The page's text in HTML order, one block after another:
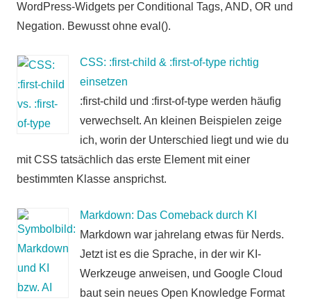
WordPress-Widgets per Conditional Tags, AND, OR und
Negation. Bewusst ohne eval().
CSS: :first-child & :first-of-type richtig
einsetzen
:first-child und :first-of-type werden häufig
verwechselt. An kleinen Beispielen zeige
ich, worin der Unterschied liegt und wie du
mit CSS tatsächlich das erste Element mit einer
bestimmten Klasse ansprichst.
Markdown: Das Comeback durch KI
Markdown war jahrelang etwas für Nerds.
Jetzt ist es die Sprache, in der wir KI-
Werkzeuge anweisen, und Google Cloud
baut sein neues Open Knowledge Format